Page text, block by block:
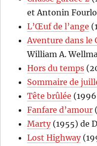
et Antonin
L’Œuf de l’ange
Aventure dans le
William A.
Hors du temps
Sommaire de
Tête brûlée
Fanfare d’amour
Marty(1955) de
Lost Highway